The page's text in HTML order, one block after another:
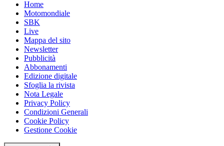
Home
Motomondiale
SBK
Live
Mappa del sito
Newsletter
Pubblicità
Abbonamenti
Edizione digitale
Sfoglia la rivista
Nota Legale
Privacy Policy
Condizioni Generali
Cookie Policy
Gestione Cookie